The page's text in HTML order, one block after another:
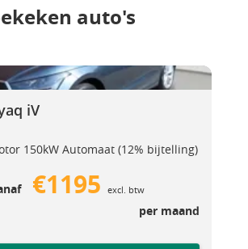
auto's
Skoda Enyaq iV
iV
150kW Automaat (12% bijtelling)
€1195 excl. btw
per maand